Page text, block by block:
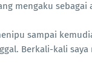
mengaku sebagai
sampai
Berkali-kali